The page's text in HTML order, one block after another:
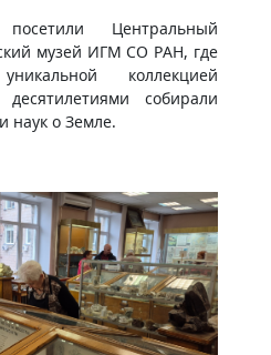
Центральный
музей ИГМ СО РАН, где
коллекцией
собирали
наук о Земле.